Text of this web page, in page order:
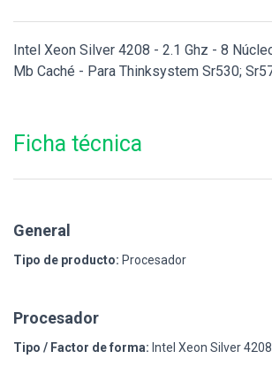
Intel Xeon Silver 4208 - 2.1 Ghz - 8
Mb Caché - Para Thinksystem Sr530;
Ficha técnica
General
Tipo de producto: Procesador
Procesador
Tipo / Factor de forma: Intel Xeon Silver 4208